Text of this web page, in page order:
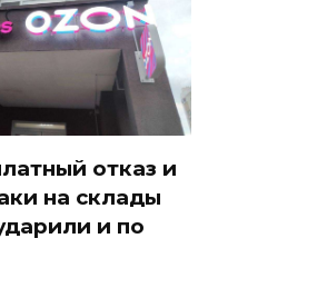
отказ и
на склады
и по